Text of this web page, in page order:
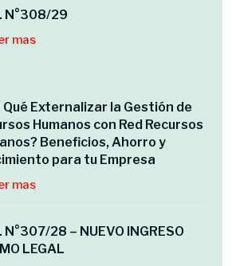
N°308/29
mas
Qué Externalizar la Gestión de
Humanos con Red Recursos
Beneficios, Ahorro y
para tu Empresa
mas
N°307/28 – NUEVO INGRESO
LEGAL